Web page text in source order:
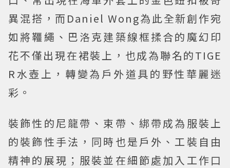
異混搭，而Daniel Wong為此全新創作宛
如將韁繩、巴洛克建築線框揉合的魔幻印
花不僅出現在裙裝上，也成為聯名的TIGE
R水壺上，轉變為戶外道具的野性華麗迷
彩。
裝飾性的尼龍帶、束帶、綁帶成為服裝上
的裝飾性手法，同時也是戶外、工裝自由
精神的展現；服裝並在細節處加入工作口